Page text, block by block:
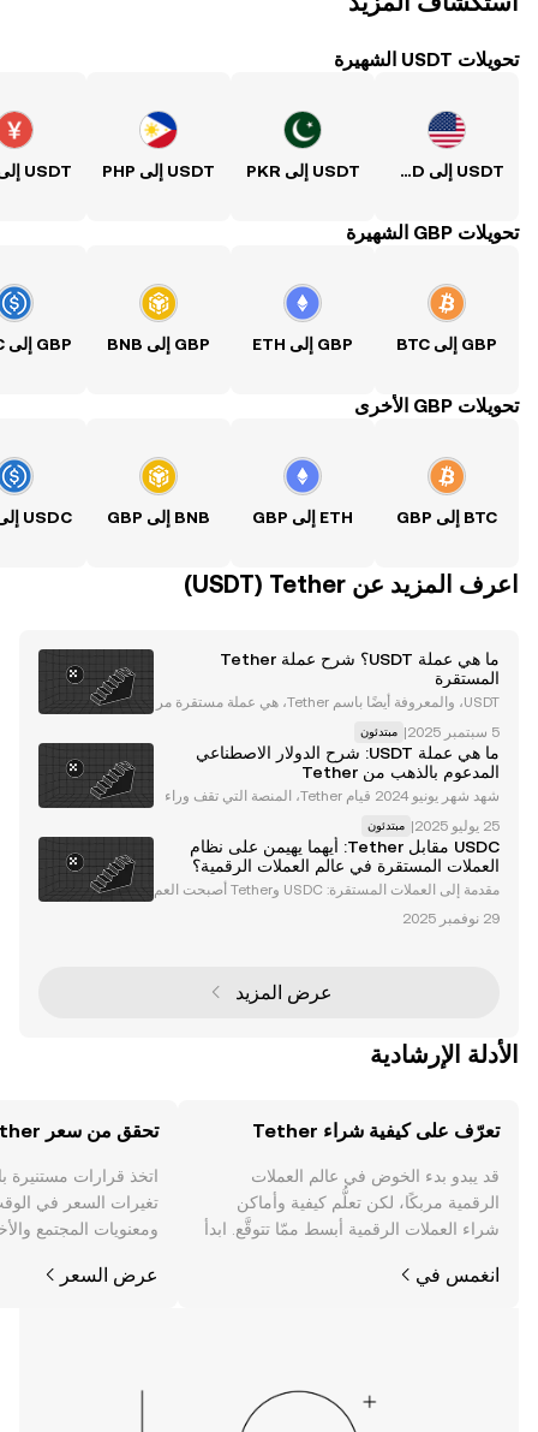
تحويلات USDT الشهيرة
USDT إلى USD USDT إلى PKR USDT إلى PHP USDT إلى CNY
تحويلات GBP الشهيرة
GBP إلى BTC GBP إلى ETH GBP إلى BNB
تحويلات GBP الأخرى
BTC إلى GBP ETH إلى GBP BNB إلى GBP
اعرف المزيد عن‏ Tether (‏USDT)
ما هي عملة USDT؟ شرح عملة Tether
المستقرة
USDT، والمعروفة أيضًا باسم Tether، هي عملة مستقرة مر
، و Algorand (ALGO) ، و Solana (SOL) ، وب
| مبتدئون
ما هي عملة USDT: شرح الدولار الاصطناعي
المدعوم بالذهب من Tether
شهد شهر يونيو 2024 قيام Tether، المنصة التي تقف وراء
her Gold (XAUt). حيث يوفر الأصل ضمانات ذهبية
| مبتدئون
USDC مقابل Tether: أيهما يهيمن على نظام
العملات المستقرة في عالم العملات الرقمية؟
مقدمة إلى العملات المستقرة: USDC وTether أصبحت العم
توفر جسرًا بين الأصول الرقمية المتقلبة واستقرار العملات ا
عرض المزيد
الأدلة الإرشادية
تعرّف على كيفية شراء Tether
قد يبدو بدء الخوض في عالم العملات
الرقمية مربكًا، لكن تعلُّم كيفية وأماكن
شراء العملات الرقمية أبسط ممّا تتوقَّع. ابدأ
الويب.
انغمس في
تحقق من سعر Tether
اتخذ قرارات
ومعنويات المجتمع
عرض السعر